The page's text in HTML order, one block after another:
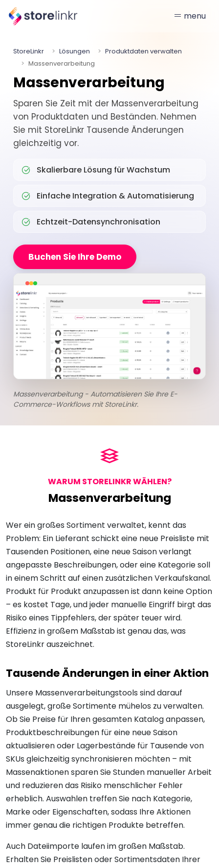
menu
StoreLinkr Lösungen
Produktdaten verwalten
Massenverarbeitung
Massenverarbeitung
Sparen Sie Zeit mit der Massenverarbeitung
von Produktdaten und Beständen. Nehmen
Sie mit StoreLinkr Tausende Änderungen
gleichzeitig vor.
Skalierbare Lösung für Wachstum
Einfache Integration & Automatisierung
Echtzeit-Datensynchronisation
Buchen Sie Ihre Demo
Massenverarbeitung - Automatisieren Sie Ihre E-
Commerce-Workflows mit StoreLinkr.
WARUM STORELINKR WÄHLEN?
Massenverarbeitung
Wer ein großes Sortiment verwaltet, kennt das
Problem: Ein Lieferant schickt eine neue Preisliste mit
Tausenden Positionen, eine neue Saison verlangt
angepasste Beschreibungen, oder eine Kategorie soll
in einem Schritt auf einen zusätzlichen Verkaufskanal.
Produkt für Produkt anzupassen ist dann keine Option
– es kostet Tage, und jeder manuelle Eingriff birgt das
Risiko eines Tippfehlers, der später teuer wird.
Effizienz in großem Maßstab ist genau das, was
StoreLinkr auszeichnet.
Tausende Änderungen in einer Aktion
Unsere Massenverarbeitungstools sind darauf
ausgelegt, große Sortimente mühelos zu verwalten.
Ob Sie Preise für Ihren gesamten Katalog anpassen,
Produktbeschreibungen für eine neue Saison
aktualisieren oder Lagerbestände für Tausende von
SKUs gleichzeitig synchronisieren möchten – mit
Massenaktionen sparen Sie Stunden manueller Arbeit
und reduzieren das Risiko menschlicher Fehler
erheblich. Auswahlen treffen Sie nach Kategorie,
Marke oder Eigenschaften, sodass Ihre Aktionen
immer genau die richtigen Produkte betreffen.
Auch Dateiimporte laufen im großen Maßstab.
Erhalten Sie Preislisten oder Sortimentsdaten Ihrer